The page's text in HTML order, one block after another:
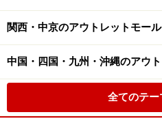
関西・中京のアウトレットモール
中国・四国・九州・沖縄のアウ
全てのテー